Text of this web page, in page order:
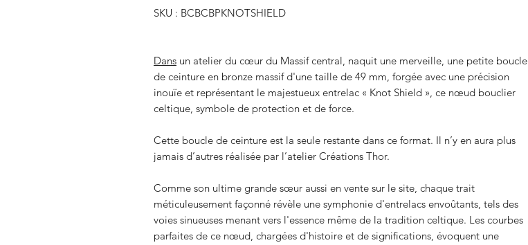
SKU : BCBCBPKNOTSHIELD
Dans un atelier du cœur du Massif central, naquit une merveille, une petite boucle
de ceinture en bronze massif d'une taille de 49 mm, forgée avec une précision
inouïe et représentant le majestueux entrelac « Knot Shield », ce nœud bouclier
celtique, symbole de protection et de force.
Cette boucle de ceinture est la seule restante dans ce format. Il n’y en aura plus
jamais d’autres réalisée par l’atelier Créations Thor.
Comme son ultime grande sœur aussi en vente sur le site, chaque trait
méticuleusement façonné révèle une symphonie d'entrelacs envoûtants, tels des
voies sinueuses menant vers l'essence même de la tradition celtique. Les courbes
parfaites de ce nœud, chargées d'histoire et de significations, évoquent une